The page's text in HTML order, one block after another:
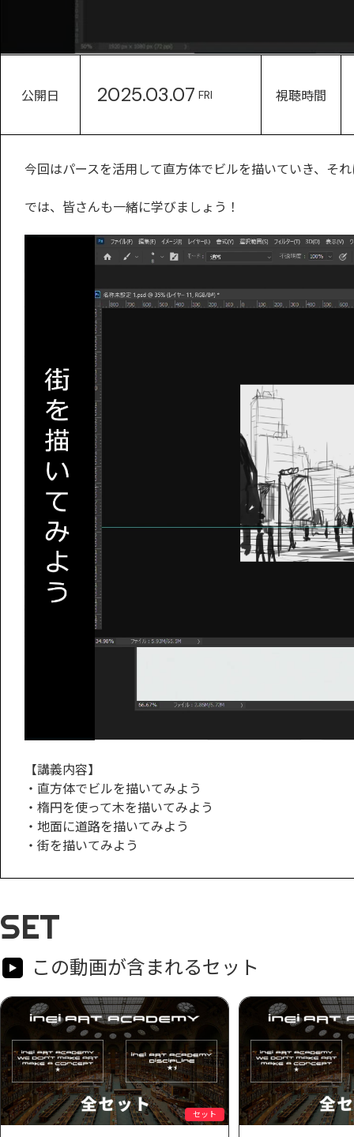
公開日 2025.03.07 FRI 視聴時間
今回はパースを活用して直方体でビルを描いていき、そ
では、皆さんも一緒に学びましょう！
【講義内容】
・直方体でビルを描いてみよう
・楕円を使って木を描いてみよう
・地面に道路を描いてみよう
・街を描いてみよう
SET
この動画が含まれるセット
セット